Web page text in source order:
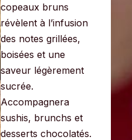
copeaux bruns
révèlent à l’infusion
des notes grillées,
boisées et une
saveur légèrement
sucrée.
Accompagnera
sushis, brunchs et
desserts chocolatés.